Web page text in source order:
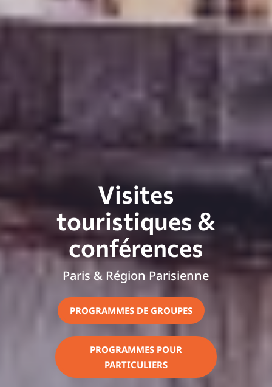
Visites
touristiques &
conférences
Paris & Région Parisienne
PROGRAMMES DE GROUPES
PROGRAMMES POUR
PARTICULIERS